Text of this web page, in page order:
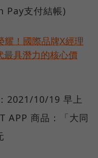
Pay支付結帳)
耀！國際品牌X經理
最具潛力的核心價
2021/10/19 早上
APP 商品：「大同